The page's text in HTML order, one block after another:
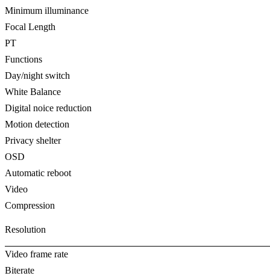
Minimum illuminance
Focal Length
PT
Functions
Day/night switch
White Balance
Digital noice reduction
Motion detection
Privacy shelter
OSD
Automatic reboot
Video
Compression
Resolution
Video frame rate
Biterate